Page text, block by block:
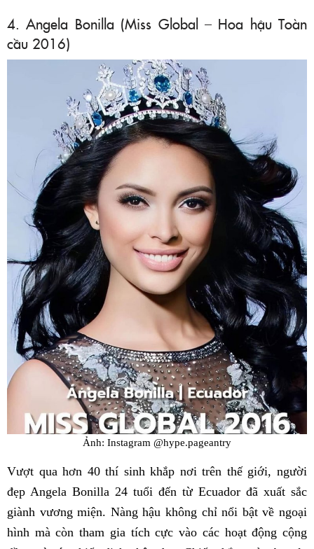
4. Angela Bonilla (Miss Global – Hoa hậu Toàn
cầu 2016)
Ảnh: Instagram @hype.pageantry
Vượt qua hơn 40 thí sinh khắp nơi trên thế giới, người
đẹp Angela Bonilla 24 tuổi đến từ Ecuador đã xuất sắc
giành vương miện. Nàng hậu không chỉ nổi bật về ngoại
hình mà còn tham gia tích cực vào các hoạt động cộng